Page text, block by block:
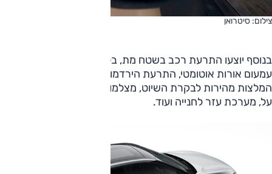
צילום: סיטרואן
בנוסף יוצעו התרעת רכב בשטח מת, בלימת חירום אוטונומית,
עמעום אורות אוטומטי, התרעת הירדמות, זיהוי שלטים מורחב עם
המלצות מהירות לבקרת השיוט, מצלמות חנייה היקפיות עם מבט
על, מערכת עזר לחנייה ועוד.